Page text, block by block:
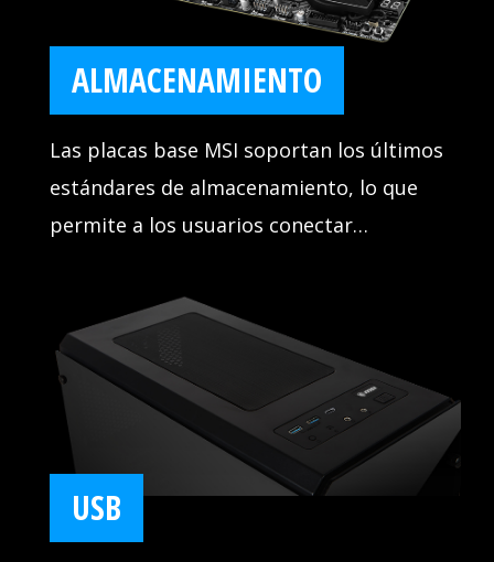
ALMACENAMIENTO
Las placas base MSI soportan los últimos
estándares de almacenamiento, lo que
permite a los usuarios conectar
ultrarrápido. Arranca los juegos más
rápido, carga los niveles más rápido y
ten una verdadera ventaja sobre tus
enemigos.
USB